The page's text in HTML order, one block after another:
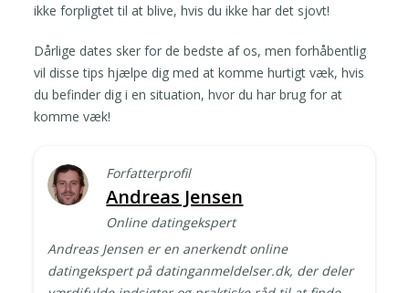
ikke forpligtet til at blive, hvis du ikke har det sjovt!
Dårlige dates sker for de bedste af os, men forhåbentlig
vil disse tips hjælpe dig med at komme hurtigt væk, hvis
du befinder dig i en situation, hvor du har brug for at
komme væk!
Forfatterprofil
Andreas Jensen
Online datingekspert
Andreas Jensen er en anerkendt online
datingekspert på datinganmeldelser.dk, der deler